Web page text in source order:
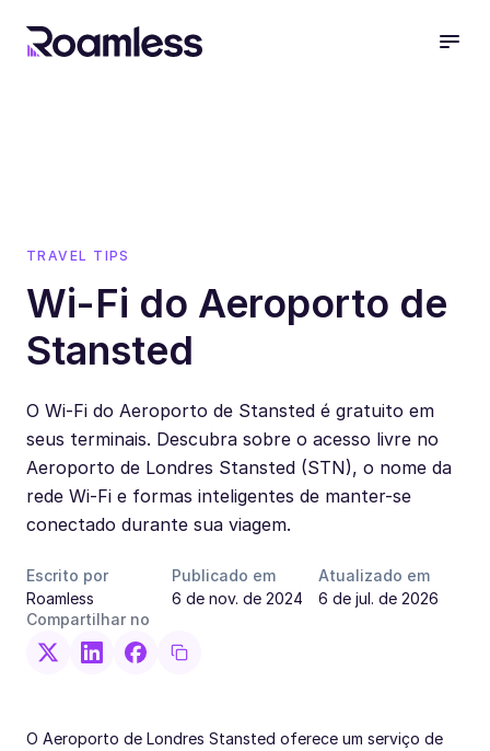
TRAVEL TIPS
Wi-Fi do Aeroporto de
Stansted
O Wi-Fi do Aeroporto de Stansted é gratuito em
seus terminais. Descubra sobre o acesso livre no
Aeroporto de Londres Stansted (STN), o nome da
rede Wi-Fi e formas inteligentes de manter-se
conectado durante sua viagem.
Escrito por
Roamless
Publicado em
6 de nov. de 2024
Atualizado em
6 de jul. de 2026
Compartilhar no
O Aeroporto de Londres Stansted oferece um serviço de